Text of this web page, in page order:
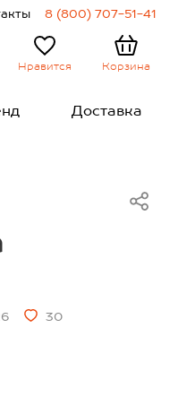
8 (800) 707-51-41
Нравится Корзина
Доставка
30